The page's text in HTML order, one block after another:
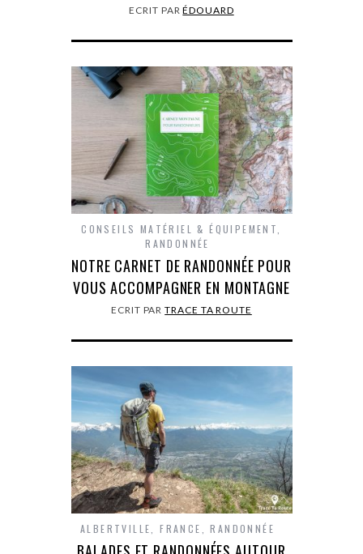
ECRIT PARÉDOUARD
CONSEILS MATÉRIEL & ÉQUIPEMENT,
RANDONNÉE
NOTRE CARNET DE RANDONNÉE POUR
VOUS ACCOMPAGNER EN MONTAGNE
ECRIT PARTRACE TA ROUTE
ALBERTVILLE,FRANCE,RANDONNÉE